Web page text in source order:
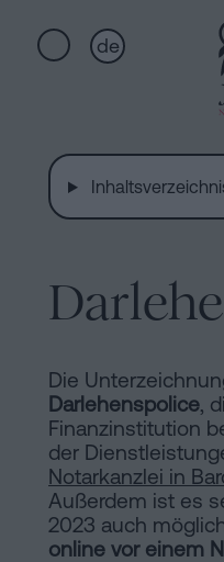
de
Home
Wer
wir
sind
Notariat
Erbschaften
in
Kaufvertrag
in
Barcelona
Hypotheken
Auflösung
einer
Die
Darlehenspolice,
Finanzinstitution
der
Notarkanzlei in
Außerdem ist es
2023 auch
online vor einem